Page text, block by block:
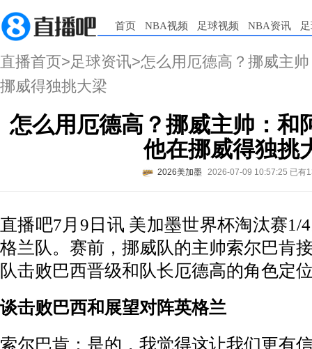
首页 NBA视频 足球视频 NBA资讯
直播首页>足球资讯>怎么用厄德高？挪威主
挪威得独挑大梁
怎么用厄德高？挪威主帅：和
他在挪威得独挑
2026美加墨 2026-07-09 10:57:25 已有
直播吧7月9日讯 美加墨世界杯淘汰赛1/
格兰队。赛前，挪威队的主帅索尔巴肯
队击败巴西晋级和队长厄德高的角色定
谈击败巴西和展望对阵英格兰
索尔巴肯：是的，我觉得这让我们更有